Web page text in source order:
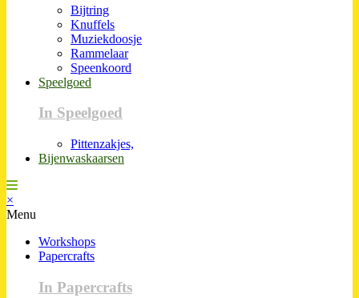
Bijtring
Knuffels
Muziekdoosje
Rammelaar
Speenkoord
Speelgoed
In Speelgoed
Pittenzakjes,
Bijenwaskaarsen
×
Menu
Workshops
Papercrafts
In Papercrafts